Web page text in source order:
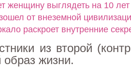
женщину выглядеть на 10
от внеземной
раскроет внутренние
из второй
жизни.